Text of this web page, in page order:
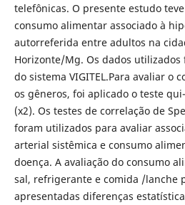
telefônicas. O presente estudo
consumo alimentar associado à
autorreferida entre adultos na
Horizonte/Mg. Os dados
do sistema VIGITEL.Para avaliar o
os gêneros, foi aplicado o teste
(x2). Os testes de correlação de
foram utilizados para avaliar
arterial sistêmica e consumo
doença. A avaliação do consumo
sal, refrigerante e comida /lanche
apresentadas diferenças